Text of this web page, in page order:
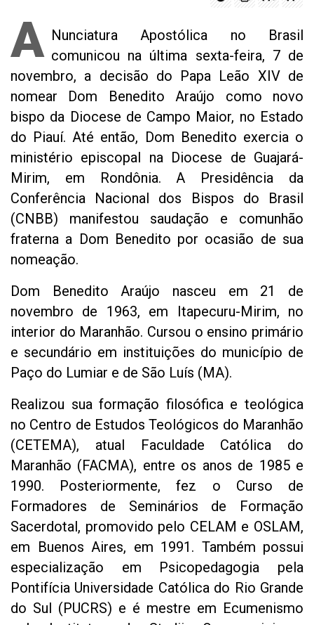
A Nunciatura Apostólica no Brasil
comunicou na última sexta-feira, 7 de
novembro, a decisão do Papa Leão XIV de
nomear Dom Benedito Araújo como novo
bispo da Diocese de Campo Maior, no Estado
do Piauí. Até então, Dom Benedito exercia o
ministério episcopal na Diocese de Guajará-
Mirim, em Rondônia. A Presidência da
Conferência Nacional dos Bispos do Brasil
(CNBB) manifestou saudação e comunhão
fraterna a Dom Benedito por ocasião de sua
nomeação.
Dom Benedito Araújo nasceu em 21 de
novembro de 1963, em Itapecuru-Mirim, no
interior do Maranhão. Cursou o ensino primário
e secundário em instituições do município de
Paço do Lumiar e de São Luís (MA).
Realizou sua formação filosófica e teológica
no Centro de Estudos Teológicos do Maranhão
(CETEMA), atual Faculdade Católica do
Maranhão (FACMA), entre os anos de 1985 e
1990. Posteriormente, fez o Curso de
Formadores de Seminários de Formação
Sacerdotal, promovido pelo CELAM e OSLAM,
em Buenos Aires, em 1991. Também possui
especialização em Psicopedagogia pela
Pontifícia Universidade Católica do Rio Grande
do Sul (PUCRS) e é mestre em Ecumenismo